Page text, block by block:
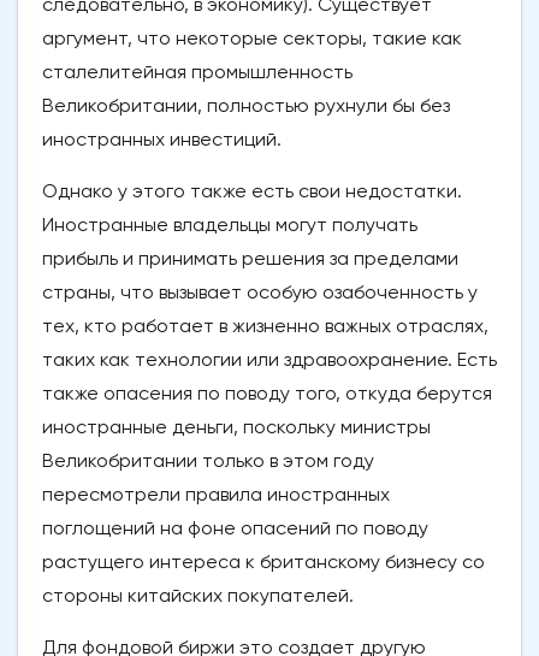
аргумент, что некоторые секторы, такие как
сталелитейная промышленность
Великобритании, полностью рухнули бы без
иностранных инвестиций.
Однако у этого также есть свои недостатки.
Иностранные владельцы могут получать
прибыль и принимать решения за пределами
страны, что вызывает особую озабоченность у
тех, кто работает в жизненно важных отраслях,
таких как технологии или здравоохранение. Есть
также опасения по поводу того, откуда берутся
иностранные деньги, поскольку министры
Великобритании только в этом году
пересмотрели правила иностранных
поглощений на фоне опасений по поводу
растущего интереса к британскому бизнесу со
стороны китайских покупателей.
Для фондовой биржи это создает другую